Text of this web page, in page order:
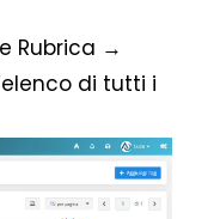
Rubrica →
di tutti i